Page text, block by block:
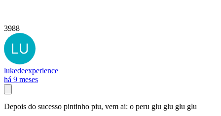
3988
lukedeexperience
há 9 meses
Depois do sucesso pintinho piu, vem ai: o peru glu glu glu glu